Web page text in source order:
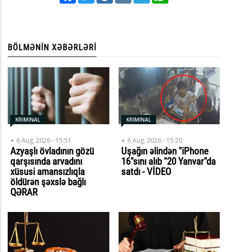
BÖLMƏNIN XƏBƏRLƏRI
KRİMİNAL
6 Aug, 2026 - 15:51
Azyaşlı övladının gözü
qarşısında arvadını
xüsusi amansızlıqla
öldürən şəxslə bağlı
QƏRAR
KRİMİNAL
6 Aug, 2026 - 15:20
Uşağın əlindən "iPhone
16"sını alıb "20 Yanvar"da
satdı - VİDEO